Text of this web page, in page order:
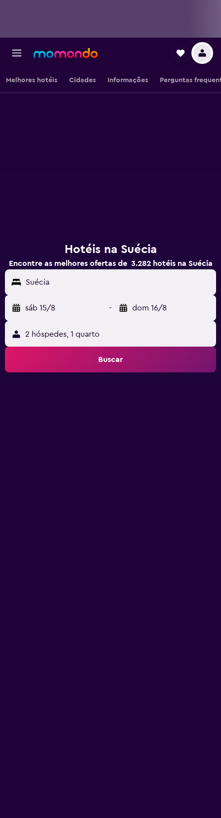
Melhores hotéis Cidades Informações Perguntas
Hotéis na Suécia
Encontre as melhores ofertas de 3.282 hotéis na Suécia
Suécia
sáb 15/8 - dom 16/8
2 hóspedes, 1 quarto
Buscar